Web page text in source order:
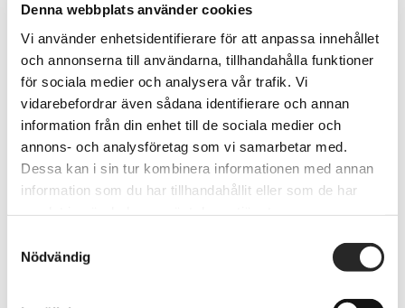
Denna webbplats använder cookies
Vi använder enhetsidentifierare för att anpassa innehållet
och annonserna till användarna, tillhandahålla funktioner
för sociala medier och analysera vår trafik. Vi
vidarebefordrar även sådana identifierare och annan
information från din enhet till de sociala medier och
annons- och analysföretag som vi samarbetar med.
Dessa kan i sin tur kombinera informationen med annan
information som du har tillhandahållit eller som de har
Nödvändig
kan lösa mindre problem.
Så gör du:
Tryck och håll ned PowerochHem
knappen samtidigt (på modeller
med hemknapp)
(på modeller utan hemknapp)